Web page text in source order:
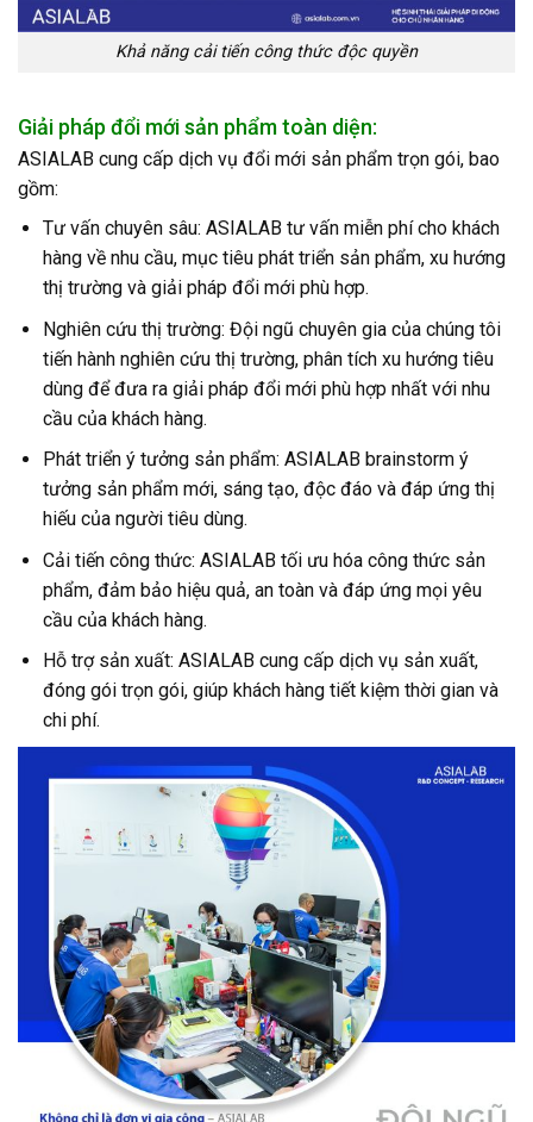
Khả năng cải tiến công thức độc quyền
Giải pháp đổi mới sản phẩm toàn diện:
ASIALAB cung cấp dịch vụ đổi mới sản phẩm trọn gói, bao
gồm:
Tư vấn chuyên sâu: ASIALAB tư vấn miễn phí cho khách
hàng về nhu cầu, mục tiêu phát triển sản phẩm, xu hướng
thị trường và giải pháp đổi mới phù hợp.
Nghiên cứu thị trường: Đội ngũ chuyên gia của chúng tôi
tiến hành nghiên cứu thị trường, phân tích xu hướng tiêu
dùng để đưa ra giải pháp đổi mới phù hợp nhất với nhu
cầu của khách hàng.
Phát triển ý tưởng sản phẩm: ASIALAB brainstorm ý
tưởng sản phẩm mới, sáng tạo, độc đáo và đáp ứng thị
hiếu của người tiêu dùng.
Cải tiến công thức: ASIALAB tối ưu hóa công thức sản
phẩm, đảm bảo hiệu quả, an toàn và đáp ứng mọi yêu
cầu của khách hàng.
Hỗ trợ sản xuất: ASIALAB cung cấp dịch vụ sản xuất,
đóng gói trọn gói, giúp khách hàng tiết kiệm thời gian và
chi phí.